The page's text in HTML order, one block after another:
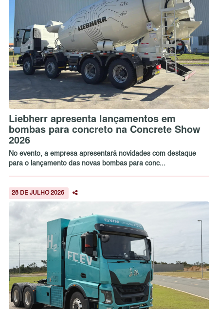
Liebherr apresenta lançamentos em
bombas para concreto na Concrete Show
2026
No evento, a empresa apresentará novidades com destaque
para o lançamento das novas bombas para conc...
28 DE JULHO 2026